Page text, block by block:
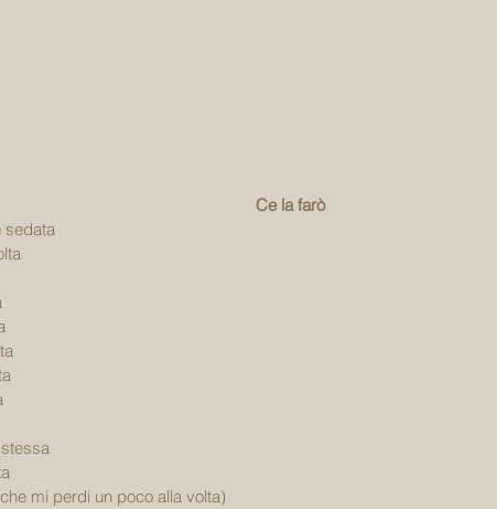
Ce la farò
sedata
mi perdi un poco alla volta)